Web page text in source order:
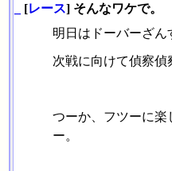
[レース] そんなワケで。
明日はドーバーざん
次戦に向けて偵察偵
つーか、フツーに楽
ー。